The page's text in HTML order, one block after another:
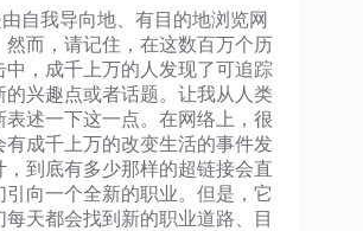
我导向地、有目的地浏览网
然而，请记住，在这数百万个历
中，成千上万的人发现了可追踪
的兴趣点或者话题。让我从人类
表述一下这一点。在网络上，很
有成千上万的改变生活的事件发
，到底有多少那样的超链接会直
向一个全新的职业。但是，它
天都会找到新的职业道路、目